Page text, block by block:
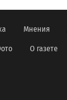
Мнения
О газете